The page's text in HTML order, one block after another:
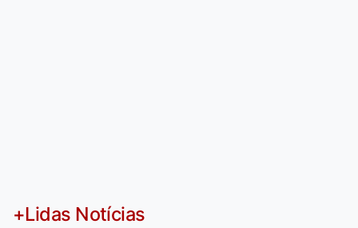
+Lidas Notícias